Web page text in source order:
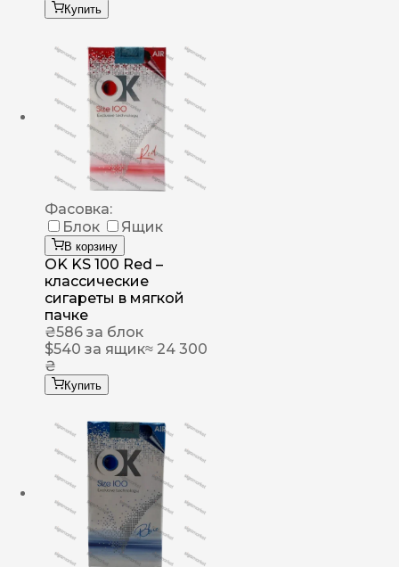
Купить
Фасовка:
Блок
Ящик
В корзину
OK KS 100 Red –
классические
сигареты в мягкой
пачке
₴586 за блок
$540 за ящик≈ 24 300
₴
Купить